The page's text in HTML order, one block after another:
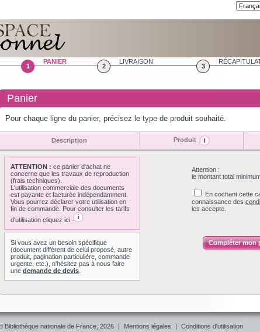
1
PANIER
2
LIVRAISON
3
Panier
Pour chaque ligne du panier, précisez le type de produit souhaité.
Description Produit
ATTENTION : ce panier d'achat ne
concerne que les travaux de reproduction
(frais techniques).
L'utilisation commerciale des documents
est payante et facturée indépendamment.
Vous pourrez déclarer votre utilisation en
fin de commande. Pour consulter les tarifs
d'utilisation cliquez ici
Si vous avez un besoin spécifique
(document différent de celui proposé, autre
produit, pagination particulière, commande
urgente, etc.), n'hésitez pas à nous faire
une demande de devis
Attention :
le montant total
En cochant cette
connaissance des
les accepte.
Compléter mon
Bibliothèque nationale de France, 2026 | Mentions légales | Conditions d'utilisation